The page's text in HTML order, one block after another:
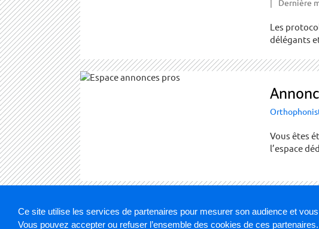
Ce site utilise les services de partenaires pour mesurer son audience et
Vous pouvez accepter ou refuser l’ensemble des cookies de ces
Dernière
Les
délégants
Vous êtes
l’espace